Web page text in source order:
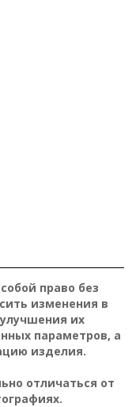
право без
изменения в
их
параметров, а
изделия.
отличаться от